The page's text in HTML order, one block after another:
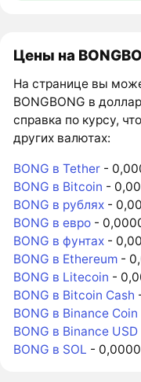
Цены на
На странице вы
BONGBONG в
справка по курсу,
других валютах:
BONG в Tether -
BONG в Bitcoin -
BONG в рублях -
BONG в евро -
BONG в фунтах -
BONG в Ethereum -
BONG в Litecoin -
BONG в Bitcoin Cash
BONG в Binance Coin
BONG в Binance USD
BONG в SOL -